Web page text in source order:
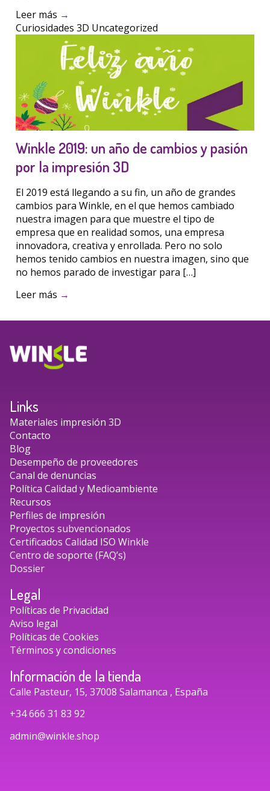
Leer más →
Curiosidades 3D Uncategorized
Winkle 2019: un año de cambios y pasión
por la impresión 3D
El 2019 está llegando a su fin, un año de grandes
cambios para Winkle, en el que hemos cambiado
nuestra imagen para que muestre el tipo de
empresa que en realidad somos, una empresa
innovadora, creativa y enrollada. Pero no solo
hemos tenido cambios en nuestra imagen, sino que
no hemos parado de investigar para […]
Leer más →
Links
Materiales impresión 3D
Contacto
Blog
Desempeño de proveedores
Canal de denuncias
Política Calidad y Medioambiente
Recursos
Perfiles de impresión
Proyectos subvencionados
Certificados Calidad ISO Winkle
Centro de soporte (FAQ’s)
Dossier
Legal
Políticas de Privacidad
Aviso legal
Políticas de Cookies
Términos y condiciones
Información de la tienda
Calle Pasteur, 15, 37008 Salamanca , España
+34 666 31 83 92
admin@winkle.shop